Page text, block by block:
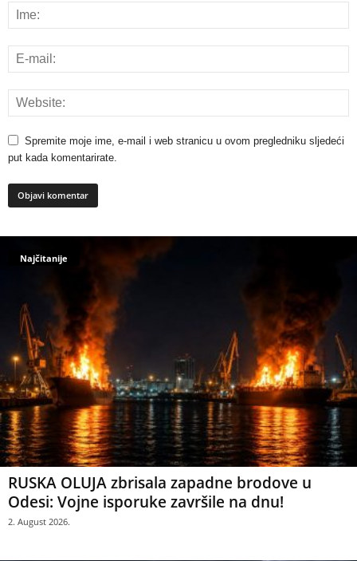
Spremite moje ime, e-mail i web stranicu u ovom pregledniku sljedeći
put kada komentarirate.
Najčitanije
RUSKA OLUJA zbrisala zapadne brodove u
Odesi: Vojne isporuke završile na dnu!
2. August 2026.